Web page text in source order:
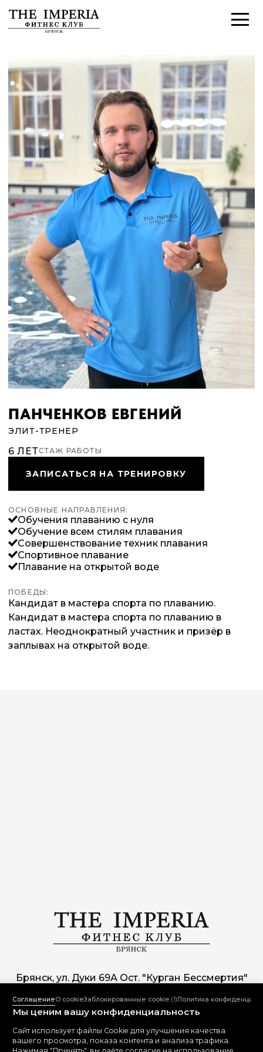
ПАНЧЕНКОВ ЕВГЕНИЙ
ЭЛИТ-ТРЕНЕР
6 ЛЕТСТАЖ РАБОТЫ
ЗАПИСАТЬСЯ НА ТРЕНИРОВКУ
ОСНОВНЫЕ НАПРАВЛЕНИЯ:
Обучения плаванию с нуля
Обучение всем стилям плавания
Совершенствование техник плавания
Спортивное плавание
Плавание на открытой воде
ПОБЕДЫ:
Кандидат в мастера спорта по плаванию.
Кандидат в мастера спорта по плаванию в
ластах. Неоднократный участник и призёр в
заплывах на открытой воде.
Брянск, ул. Дуки 69А Ост. "Курган Бессмертия"
+7 (4832)30-36-07
30-36-30
imperia-op@yandex.ru
Все права защищены 2013-2026 © Фитнес-клуб «THE IMPERIA»
СоглашениеО cookieЗаблокированные cookie (1) Политика
Мы ценим вашу конфиденциальность
Сайт использует файлы Cookie для улучшения качества
вашего просмотра, показа контента и анализа трафика.